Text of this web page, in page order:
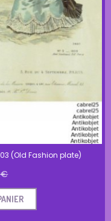
(Old Fashion plate)
€